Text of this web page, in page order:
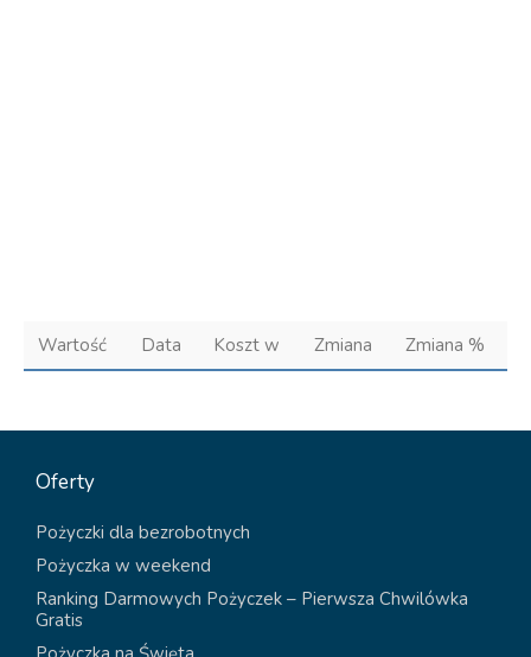
Wartość Data Koszt w Zmiana Zmiana %
Oferty
Pożyczki dla bezrobotnych
Pożyczka w weekend
Ranking Darmowych Pożyczek – Pierwsza Chwilówka
Gratis